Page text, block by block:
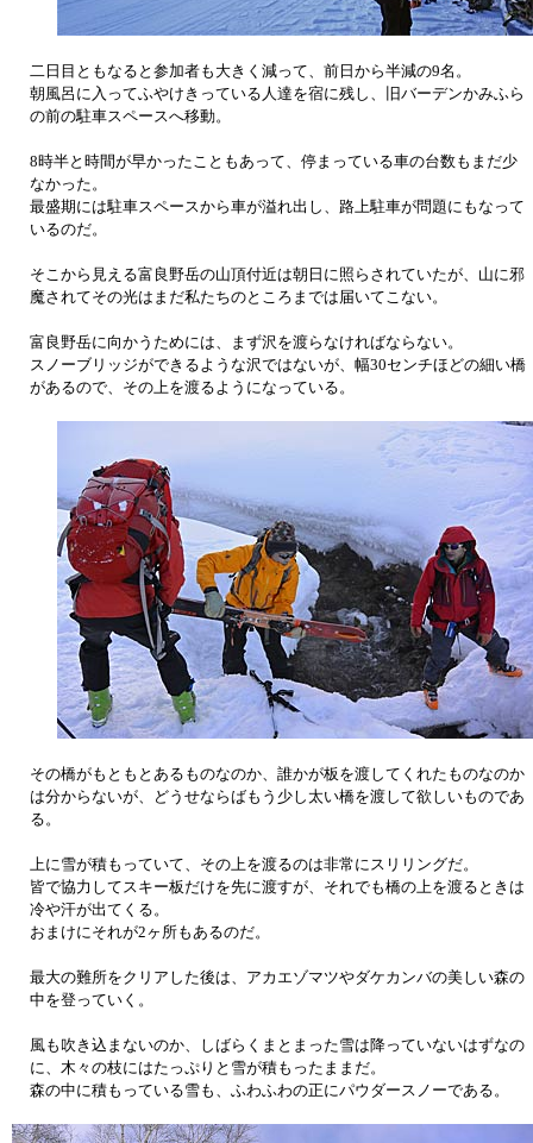
二日目ともなると参加者も大きく減って、前日から半減の9名。
朝風呂に入ってふやけきっている人達を宿に残し、旧バーデンかみふら
の前の駐車スペースへ移動。
8時半と時間が早かったこともあって、停まっている車の台数もまだ少
なかった。
最盛期には駐車スペースから車が溢れ出し、路上駐車が問題にもなって
いるのだ。
そこから見える富良野岳の山頂付近は朝日に照らされていたが、山に邪
魔されてその光はまだ私たちのところまでは届いてこない。
富良野岳に向かうためには、まず沢を渡らなければならない。
スノーブリッジができるような沢ではないが、幅30センチほどの細い橋
があるので、その上を渡るようになっている。
その橋がもともとあるものなのか、誰かが板を渡してくれたものなのか
は分からないが、どうせならばもう少し太い橋を渡して欲しいものであ
る。
上に雪が積もっていて、その上を渡るのは非常にスリリングだ。
皆で協力してスキー板だけを先に渡すが、それでも橋の上を渡るときは
冷や汗が出てくる。
おまけにそれが2ヶ所もあるのだ。
最大の難所をクリアした後は、アカエゾマツやダケカンバの美しい森の
中を登っていく。
風も吹き込まないのか、しばらくまとまった雪は降っていないはずなの
に、木々の枝にはたっぷりと雪が積もったままだ。
森の中に積もっている雪も、ふわふわの正にパウダースノーである。